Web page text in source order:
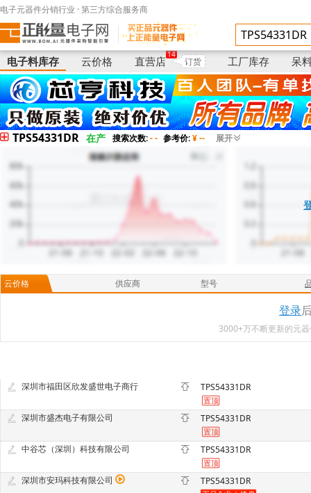
电子元器件分销行业 · 第三方综合服务商
电子料库存 云价格 直营店
14
订货 工厂库存 呆
TPS54331DR 在产 搜索次数:- - 参考价:¥ -- 展开
云价格 供应商 型号
登录
3000+万不断更新的元
电子料库存 供应商
深圳市福田区欣发盛世电子商行 TPS54331DR
深圳市盛杰电子有限公司 TPS54331DR
中谷芯（深圳）科技有限公司 TPS54331DR
深圳市安玛科技有限公司 TPS54331DR